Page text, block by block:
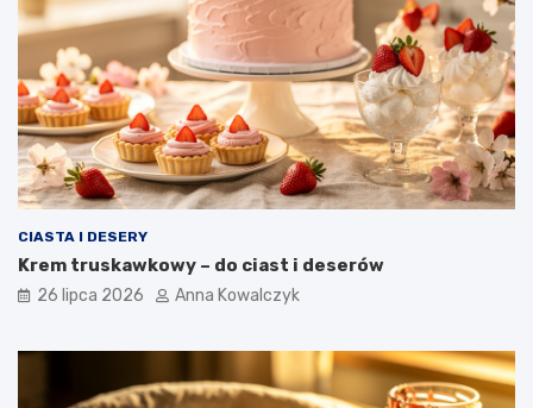
CIASTA I DESERY
Krem truskawkowy – do ciast i deserów
26 lipca 2026 Anna Kowalczyk